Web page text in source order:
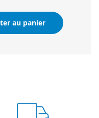
au panier